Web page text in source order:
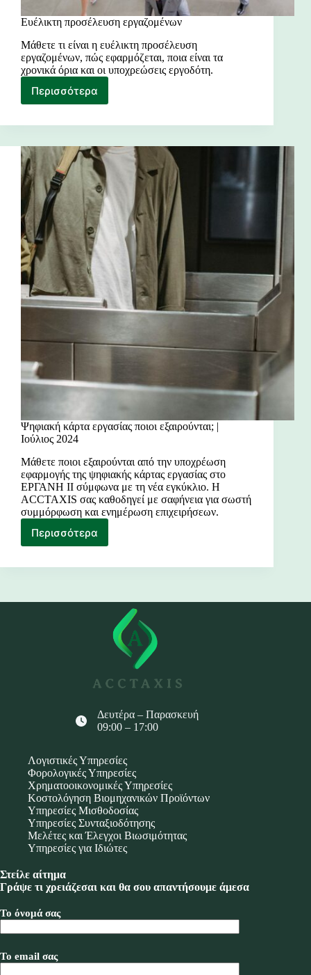
Ευέλικτη προσέλευση εργαζομένων
Μάθετε τι είναι η ευέλικτη προσέλευση
εργαζομένων, πώς εφαρμόζεται, ποια είναι τα
χρονικά όρια και οι υποχρεώσεις εργοδότη.
Περισσότερα
Ευέλικτη
εργαζομένων
Ψηφιακή κάρτα εργασίας ποιοι εξαιρούνται; |
Ιούλιος 2024
Μάθετε ποιοι εξαιρούνται από την υποχρέωση
εφαρμογής της ψηφιακής κάρτας εργασίας στο
ΕΡΓΑΝΗ ΙΙ σύμφωνα με τη νέα εγκύκλιο. Η
ACCTAXIS σας καθοδηγεί με σαφήνεια για σωστή
συμμόρφωση και ενημέρωση επιχειρήσεων.
Περισσότερα
Ψηφιακή
εργασίας
|
Δευτέρα – Παρασκευή
09:00 – 17:00
Λογιστικές Υπηρεσίες
Φορολογικές Υπηρεσίες
Χρηματοοικονομικές Υπηρεσίες
Κοστολόγηση Βιομηχανικών Προϊόντων
Υπηρεσίες Μισθοδοσίας
Υπηρεσίες Συνταξιοδότησης
Μελέτες και Έλεγχοι Βιωσιμότητας
Υπηρεσίες για Ιδιώτες
Στείλε αίτημα
Γράψε τι χρειάζεσαι και θα σου απαντήσουμε άμεσα
Το όνομά σας
Το email σας